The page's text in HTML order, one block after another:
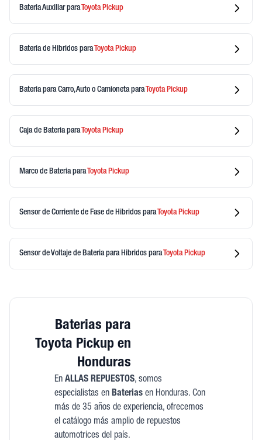
Bateria AuxiliarparaToyotaPickup
Bateria de Hibridos paraToyotaPickup
Bateria para Carro, Auto o CamionetaparaToyotaPickup
Caja de BateriaparaToyotaPickup
Marco de BateriaparaToyotaPickup
Sensor de Corriente de Fase de Hibridos paraToyotaPickup
Sensor de Voltaje de Bateria para Hibridos paraToyotaPickup
Baterias para
Toyota Pickup en
Honduras
En ALLAS REPUESTOS, somos
especialistas en Bateriasen Honduras. Con
más de 35 años de experiencia, ofrecemos
el catálogo más amplio de repuestos
automotrices del país.